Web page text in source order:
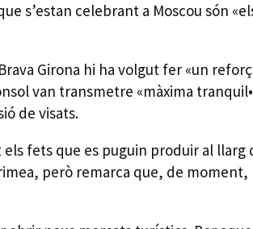
s’estan celebrant a Moscou són
Girona hi ha volgut fer «un
van transmetre «màxima
de visats.
fets que es puguin produir al llarg
però remarca que, de